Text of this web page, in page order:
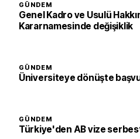
GÜNDEM
Genel Kadro ve Usulü
Kararnamesinde değişiklik
GÜNDEM
Üniversiteye dönüşte
GÜNDEM
Türkiye'den AB vize